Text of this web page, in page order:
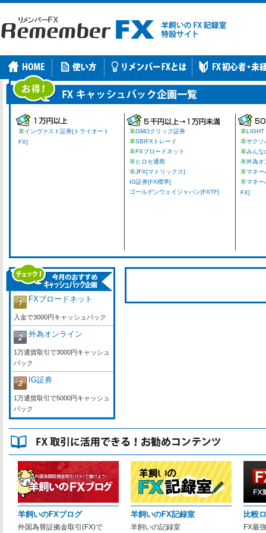
羊インヴァスト証券[トライオート
FX]
羊GMOクリック証券
羊SBIFXトレード
羊FXブロードネット
羊ヒロセ通商
羊JFX[マトリックス]
IG証券[FX標準]
ゴールデンウェイジャパン[FXTF]
羊LIGHT
羊サクソ
羊みんな
羊外為オ
羊マネー
羊マネー
FX]
FXブロードネット
入金で3000円キャッシュバック
外為オンライン
1万通貨取引で3000円キャッシュ
バック
IG証券
1万通貨取引で5000円キャッシュ
バック
羊飼いのFXブログ
外国為替証拠金取引(FX)で
羊飼いのFX記録室
羊飼いの記録室
比較
FX最